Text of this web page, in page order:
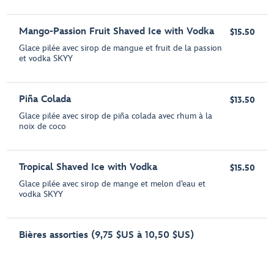
Mango-Passion Fruit Shaved Ice with Vodka
Glace pilée avec sirop de mangue et fruit de la passion
et vodka SKYY
$15.50
Piña Colada
Glace pilée avec sirop de piña colada avec rhum à la
noix de coco
$13.50
Tropical Shaved Ice with Vodka
Glace pilée avec sirop de mange et melon d’eau et
vodka SKYY
$15.50
Bières assorties (9,75 $US à 10,50 $US)